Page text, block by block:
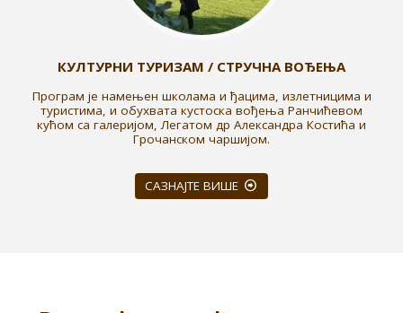
КУЛТУРНИ ТУРИЗАМ / СТРУЧНА ВОЂЕЊА
Програм је намењен школама и ђацима, излетницима и
туристима, и обухвата кустоска вођења Ранчићевом
кућом са галеријом, Легатом др Александра Костића и
Грочанском чаршијом.
САЗНАЈТЕ ВИШЕ